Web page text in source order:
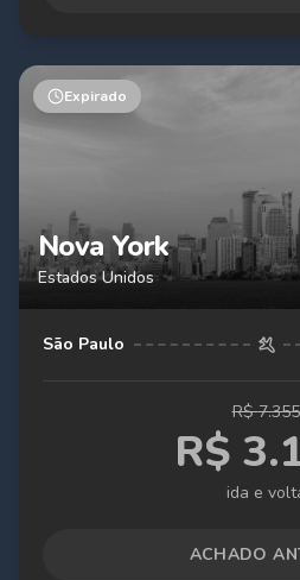
Expirado
Nova York
Estados Unidos
São Paulo
R$7.355
R$
ida e
ACHADO